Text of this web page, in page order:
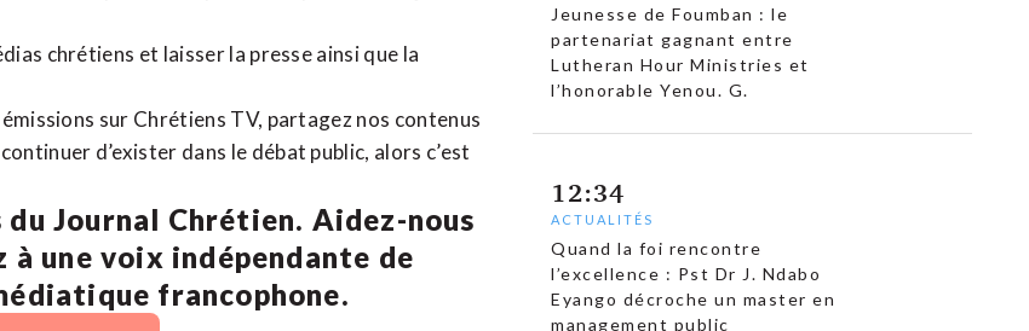
chrétiens et laisser la presse ainsi que la
sur Chrétiens TV, partagez nos contenus
d’exister dans le débat public, alors c’est
Journal Chrétien. Aidez-nous
une voix indépendante de
francophone.
Jeunesse de Foumban : le
partenariat gagnant entre
Lutheran Hour Ministries et
l’honorable Yenou. G.
12:34
ACTUALITÉS
Quand la foi rencontre
l’excellence : Pst Dr J. Ndabo
Eyango décroche un master en
management public